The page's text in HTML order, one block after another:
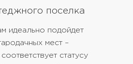
поселка
идеально подойдет
мест –
статусу